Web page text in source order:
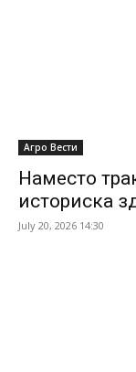
Агро Вести
Наместо
историска
July 20, 2026 14:30